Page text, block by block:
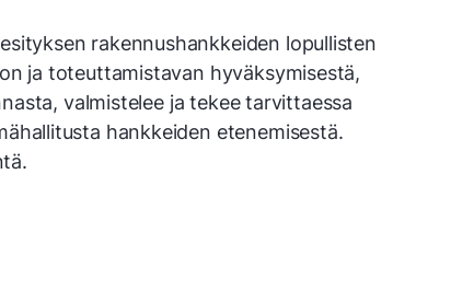
rakennushankkeiden lopullisten
ja toteuttamistavan hyväksymisestä,
valmistelee ja tekee tarvittaessa
hankkeiden etenemisestä.